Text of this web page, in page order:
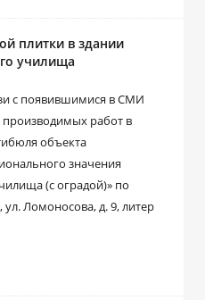
плитки в здании
училища
с появившимися в СМИ
работ в
объекта
значения
(с оградой)» по
ул. Ломоносова, д. 9, литер